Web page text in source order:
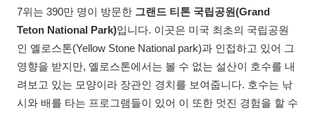
7위는 390만 명이 방문한 그랜드 티톤 국립공원(Grand
Teton National Park)입니다. 이곳은 미국 최초의 국립공원
인 옐로스톤(Yellow Stone National park)과 인접하고 있어 그
영향을 받지만, 옐로스톤에서는 볼 수 없는 설산이 호수를 내
려보고 있는 모양이라 장관인 경치를 보여줍니다. 호수는 낚
시와 배를 타는 프로그램들이 있어 이 또한 멋진 경험을 할 수